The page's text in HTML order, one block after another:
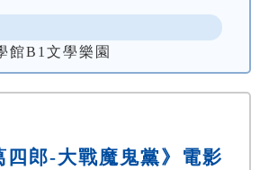
館B1文學樂園
郎-大戰魔鬼黨》電影